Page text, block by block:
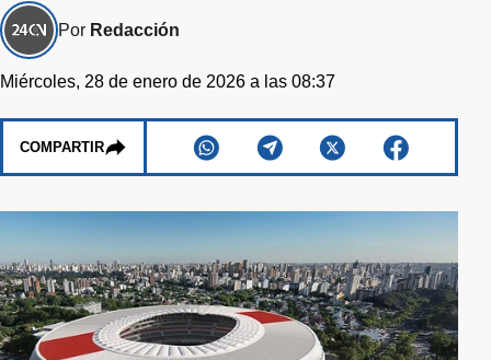
Por Redacción
Miércoles, 28 de enero de 2026 a las 08:37
COMPARTIR